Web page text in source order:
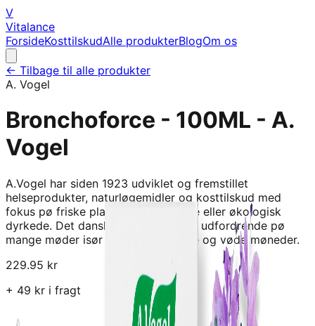
V
Vitalance
ForsideKosttilskudAlle produkterBlogOm os
← Tilbage til alle produkter
A. Vogel
Bronchoforce - 100ML - A.
Vogel
A.Vogel har siden 1923 udviklet og fremstillet
helseprodukter, naturløgemidler og kosttilskud med
fokus pø friske planter, vildtsamlede eller økologisk
dyrkede. Det danske klima kan vøre udfordrende pø
mange møder isør i de mørke, kolde og vøde møneder.
229.95 kr
+ 49 kr i fragt